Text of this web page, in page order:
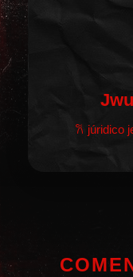
𐙚 júridico